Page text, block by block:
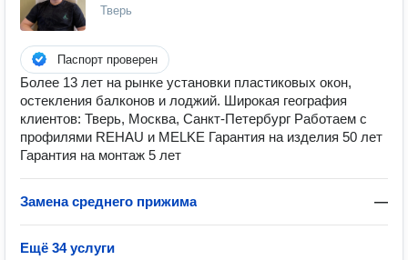
Тверь
Паспорт проверен
Более 13 лет на рынке установки пластиковых окон,
остекления балконов и лоджий. Широкая география
клиентов: Тверь, Москва, Санкт-Петербург Работаем с
профилями REHAU и MELKE Гарантия на изделия 50 лет
Гарантия на монтаж 5 лет
Замена среднего прижима —
Ещё 34 услуги